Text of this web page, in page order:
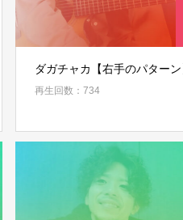
ダガチャカ【右手のパターン
再生回数：734